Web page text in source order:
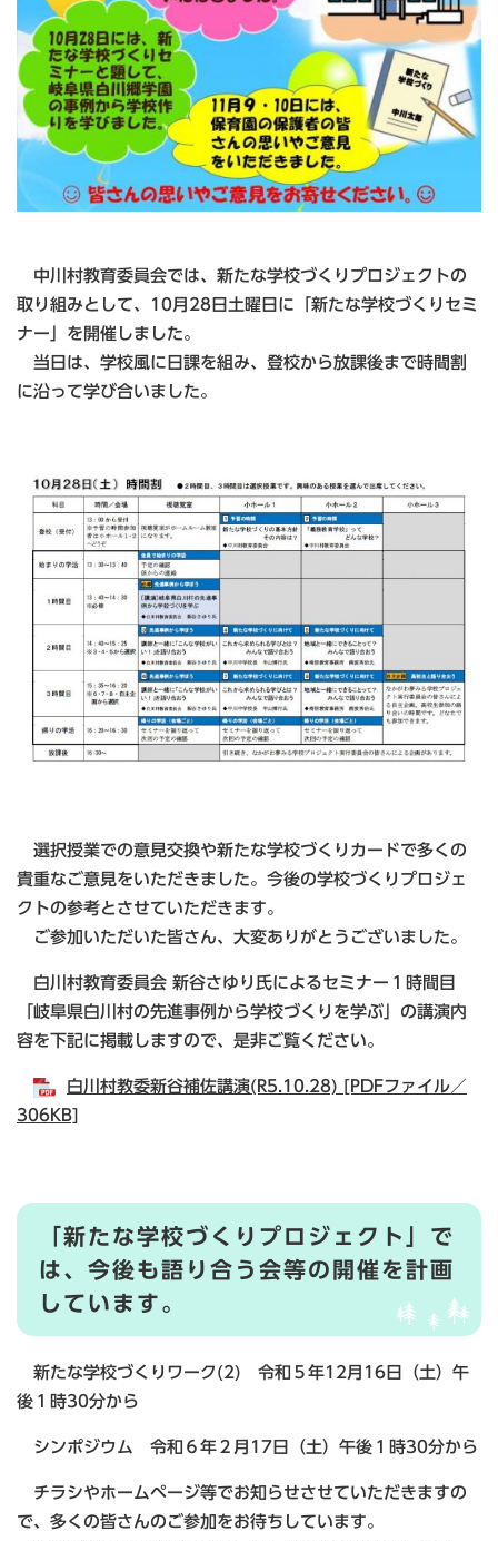
中川村教育委員会では、新たな学校づくりプロジェクトの
取り組みとして、10月28日土曜日に「新たな学校づくりセミ
ナー」を開催しました。
当日は、学校風に日課を組み、登校から放課後まで時間割
に沿って学び合いました。
選択授業での意見交換や新たな学校づくりカードで多くの
貴重なご意見をいただきました。今後の学校づくりプロジェ
クトの参考とさせていただきます。
ご参加いただいた皆さん、大変ありがとうございました。
白川村教育委員会 新谷さゆり氏によるセミナー１時間目
「岐阜県白川村の先進事例から学校づくりを学ぶ」の講演内
容を下記に掲載しますので、是非ご覧ください。
白川村教委新谷補佐講演(R5.10.28) [PDFファイル／
306KB]
「新たな学校づくりプロジェクト」で
は、今後も語り合う会等の開催を計画
しています。
新たな学校づくりワーク(2) 令和５年12月16日（土）午
後１時30分から
シンポジウム 令和６年２月17日（土）午後１時30分から
チラシやホームページ等でお知らせさせていただきますの
で、多くの皆さんのご参加をお待ちしています。